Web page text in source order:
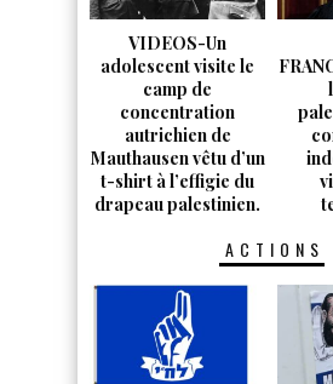
VIDEOS-Un
adolescent visite le
camp de
concentration
autrichien de
Mauthausen vêtu d’un
t-shirt à l’effigie du
drapeau palestinien.
ACTIONS